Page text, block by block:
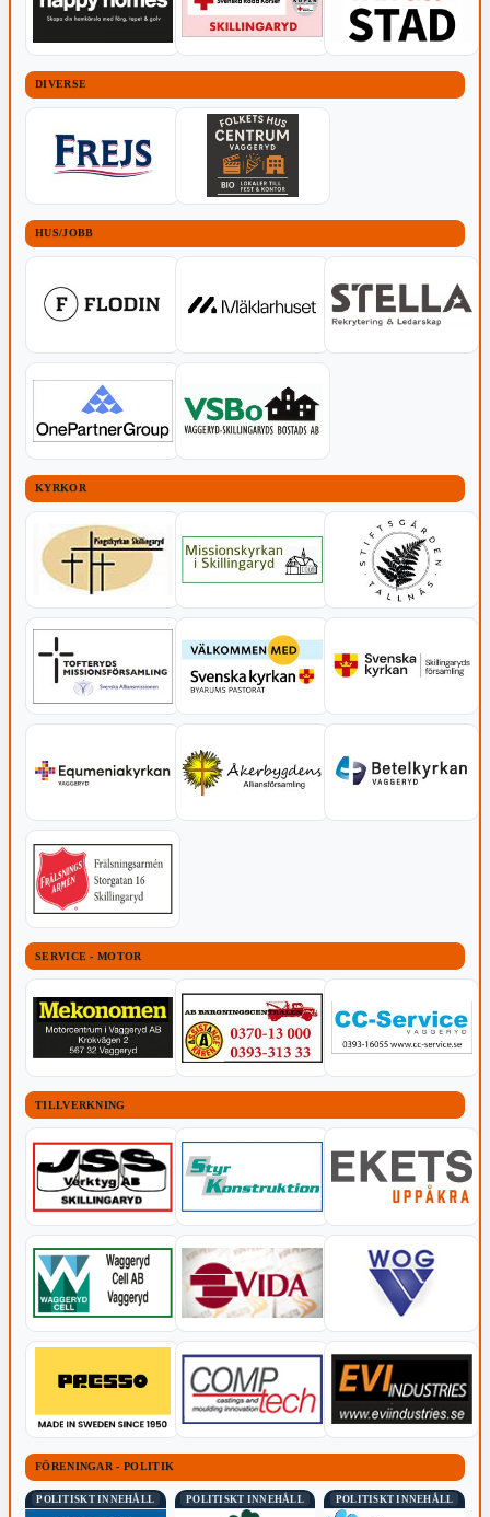
DIVERSE
HUS/JOBB
KYRKOR
SERVICE - MOTOR
TILLVERKNING
FÖRENINGAR - POLITIK
POLITISKT INNEHÅLL POLITISKT INNEHÅLL POLITISKT INNEHÅLL